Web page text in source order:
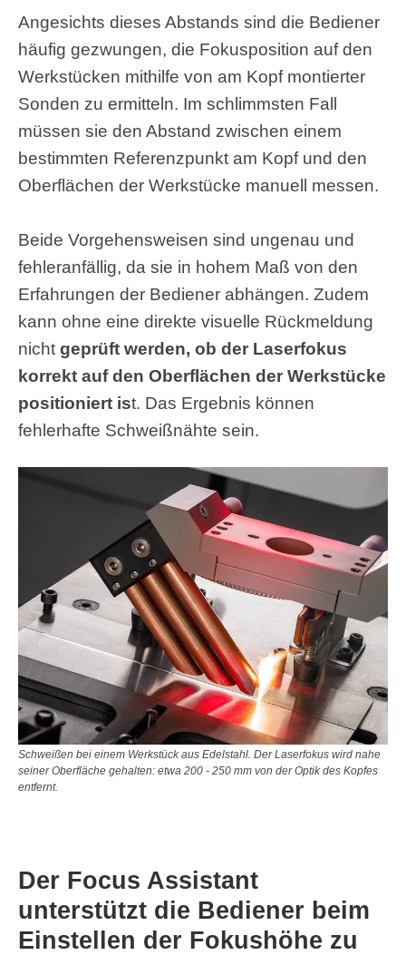
Angesichts dieses Abstands sind die Bediener
häufig gezwungen, die Fokusposition auf den
Werkstücken mithilfe von am Kopf montierter
Sonden zu ermitteln. Im schlimmsten Fall
müssen sie den Abstand zwischen einem
bestimmten Referenzpunkt am Kopf und den
Oberflächen der Werkstücke manuell messen.
Beide Vorgehensweisen sind ungenau und
fehleranfällig, da sie in hohem Maß von den
Erfahrungen der Bediener abhängen. Zudem
kann ohne eine direkte visuelle Rückmeldung
nicht geprüft werden, ob der Laserfokus
korrekt auf den Oberflächen der Werkstücke
positioniert ist. Das Ergebnis können
fehlerhafte Schweißnähte sein.
Schweißen bei einem Werkstück aus Edelstahl. Der Laserfokus wird nahe
seiner Oberfläche gehalten: etwa 200 - 250 mm von der Optik des Kopfes
entfernt.
Der Focus Assistant
unterstützt die Bediener beim
Einstellen der Fokushöhe zu